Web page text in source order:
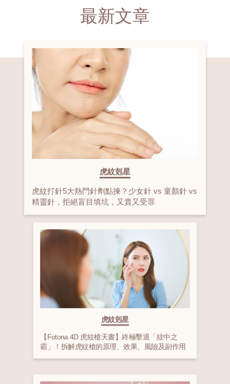
最新文章
虎紋剋星
虎紋打針5大熱門針劑點揀？少女針 vs 童顏針 vs
精靈針，拒絕盲目填坑，又貴又受罪
虎紋剋星
【Fotona 4D 虎紋槍天書】終極擊退「紋中之
霸」！拆解虎紋槍的原理、效果、風險及副作用